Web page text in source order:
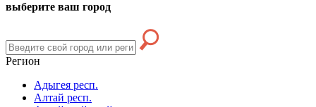
выберите ваш город
Регион
Адыгея респ.
Алтай респ.